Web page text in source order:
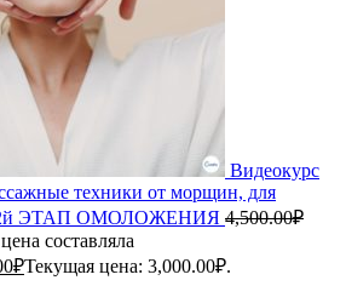
Видеокурс
техники от морщин, для
2й ЭТАП ОМОЛОЖЕНИЯ 4,500.00₽
составляла
₽Текущая цена: 3,000.00₽.